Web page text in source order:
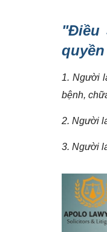
"Điều
1. Người
bệnh,
2. Người
3. Người